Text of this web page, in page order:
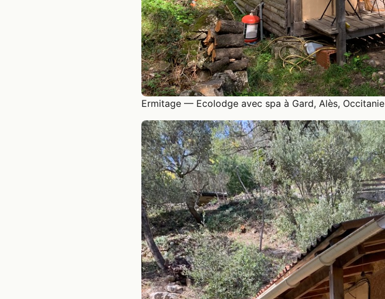
Ermitage — Ecolodge avec spa à Gard, Alès, Occitanie